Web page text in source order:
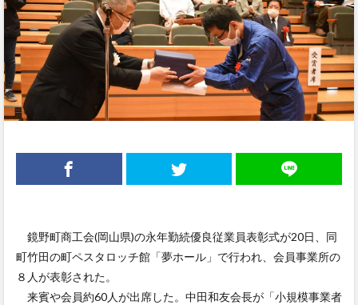
鏡野町商工会(岡山県)の永年勤続優良従業員表彰式が20日、同
町竹田の町ペスタロッチ館「夢ホール」で行われ、会員事業所の
８人が表彰された。
来賓や会員約60人が出席した。中田和友会長が「小規模事業者